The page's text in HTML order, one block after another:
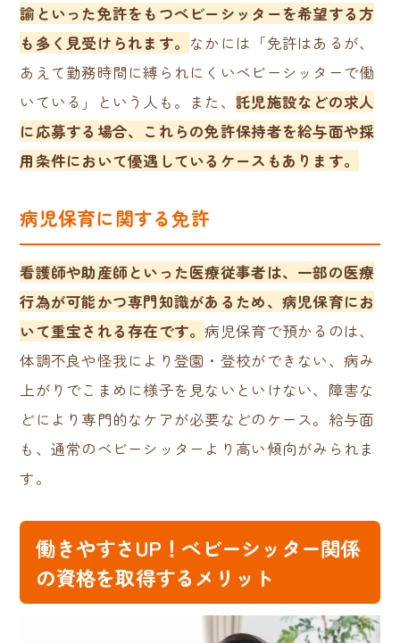
諭といった免許をもつベビーシッターを希望する方
も多く見受けられます。 なかには「免許はあるが、
あえて勤務時間に縛られにくいベビーシッターで働
いている」という人も。また、 託児施設などの求人
に応募する場合、これらの免許保持者を給与面や採
用条件において優遇しているケースもあります。
病児保育に関する免許
看護師や助産師といった医療従事者は、一部の医療
行為が可能かつ専門知識があるため、病児保育にお
いて重宝される存在です。病児保育で預かるのは、
体調不良や怪我により登園・登校ができない、病み
上がりでこまめに様子を見ないといけない、障害な
どにより専門的なケアが必要などのケース。給与面
も、通常のベビーシッターより高い傾向がみられま
す。
働きやすさUP！ベビーシッター関係
の資格を取得するメリット